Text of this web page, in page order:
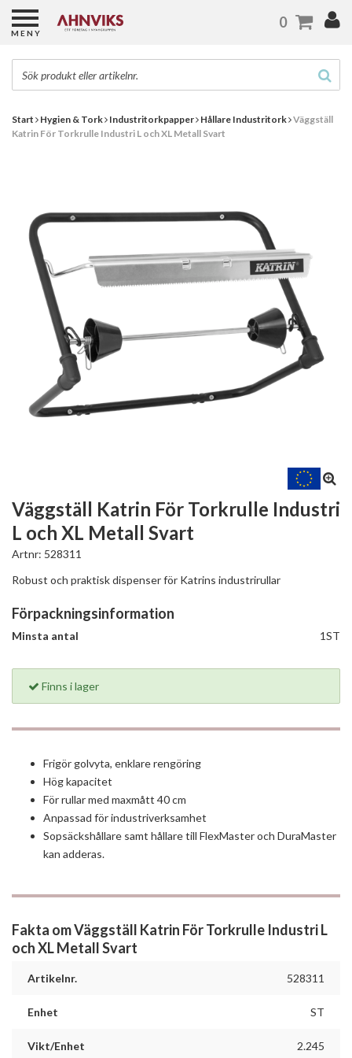
Start Hygien & Tork Industritorkpapper Hållare Industritork Väggställ
Katrin För Torkrulle Industri L och XL Metall Svart
Väggställ Katrin För Torkrulle Industri
L och XL Metall Svart
Artnr: 528311
Robust och praktisk dispenser för Katrins industrirullar
Förpackningsinformation
Minsta antal 1ST
Finns i lager
Frigör golvyta, enklare rengöring
Hög kapacitet
För rullar med maxmått 40 cm
Anpassad för industriverksamhet
Sopsäckshållare samt hållare till FlexMaster och DuraMaster
kan adderas.
Fakta om Väggställ Katrin För Torkrulle Industri L
och XL Metall Svart
Artikelnr. 528311
Enhet ST
Vikt/Enhet 2.245
MENY
0